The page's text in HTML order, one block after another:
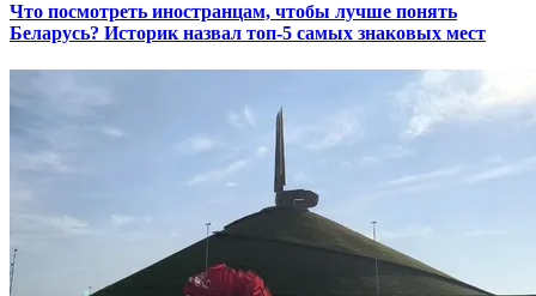
Что посмотреть иностранцам, чтобы лучше понять
Беларусь? Историк назвал топ-5 самых знаковых мест